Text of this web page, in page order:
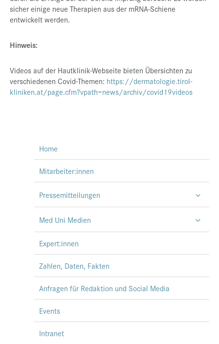
sicher einige neue Therapien aus der mRNA-Schiene
entwickelt werden.
Hinweis:
Videos auf der Hautklinik-Webseite bieten Übersichten zu
verschiedenen Covid-Themen: https://dermatologie.tirol-
kliniken.at/page.cfm?vpath=news/archiv/covid19videos
Home
Mitarbeiter:innen
Pressemitteilungen
Med Uni Medien
Expert:innen
Zahlen, Daten, Fakten
Anfragen für Redaktion und Social Media
Events
Intranet